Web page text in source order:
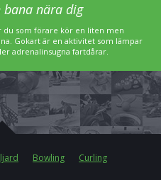
bana nära dig
som förare kör en liten men
Gokart är en aktivitet som lämpar
adrenalinsugna fartdårar.
Bowling Curling